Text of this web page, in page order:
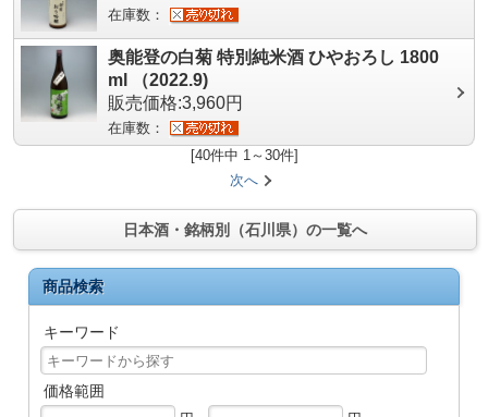
在庫数：
奥能登の白菊 特別純米酒 ひやおろし 1800
ml （2022.9)
販売価格:3,960円
在庫数：
[40件中 1～30件]
次へ
日本酒・銘柄別（石川県）の一覧へ
商品検索
キーワード
価格範囲